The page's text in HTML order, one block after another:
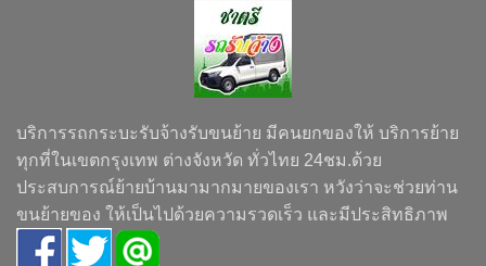
บริการรถกระบะรับจ้างรับขนย้าย มีคนยกของให้ บริการย้าย
ทุกที่ในเขตกรุงเทพ ต่างจังหวัด ทั่วไทย 24ชม.ด้วย
ประสบการณ์ย้ายบ้านมามากมายของเรา หวังว่าจะช่วยท่าน
ขนย้ายของ ให้เป็นไปด้วยความรวดเร็ว และมีประสิทธิภาพ